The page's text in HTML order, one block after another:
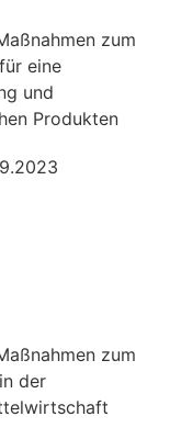
zum
eine
und
Produkten
zum
der